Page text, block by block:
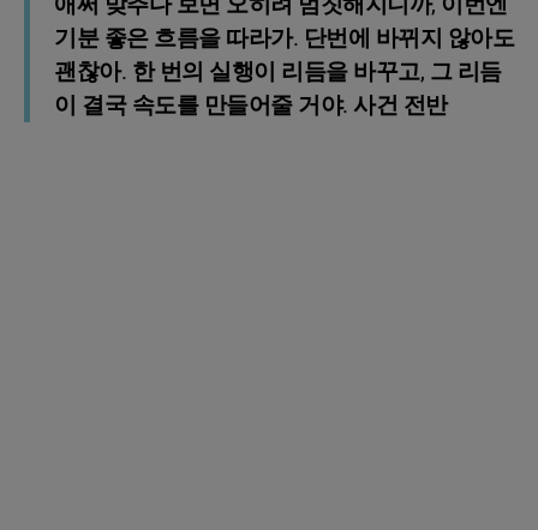
기분 좋은 흐름을 따라가. 단번에 바뀌지 않아도
괜찮아. 한 번의 실행이 리듬을 바꾸고, 그 리듬
이 결국 속도를 만들어줄 거야. 사건 전반